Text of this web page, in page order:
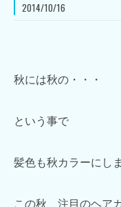
2014/10/16
秋には秋の・・・
という事で
髪色も秋カラーにし
この秋、注目のヘア